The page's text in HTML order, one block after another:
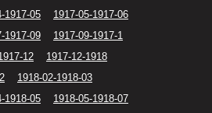
1917-05
1917-05-1917-06
1917-09
1917-09-1917-1
12
1917-12-1918
1918-02-1918-03
1918-05
1918-05-1918-07